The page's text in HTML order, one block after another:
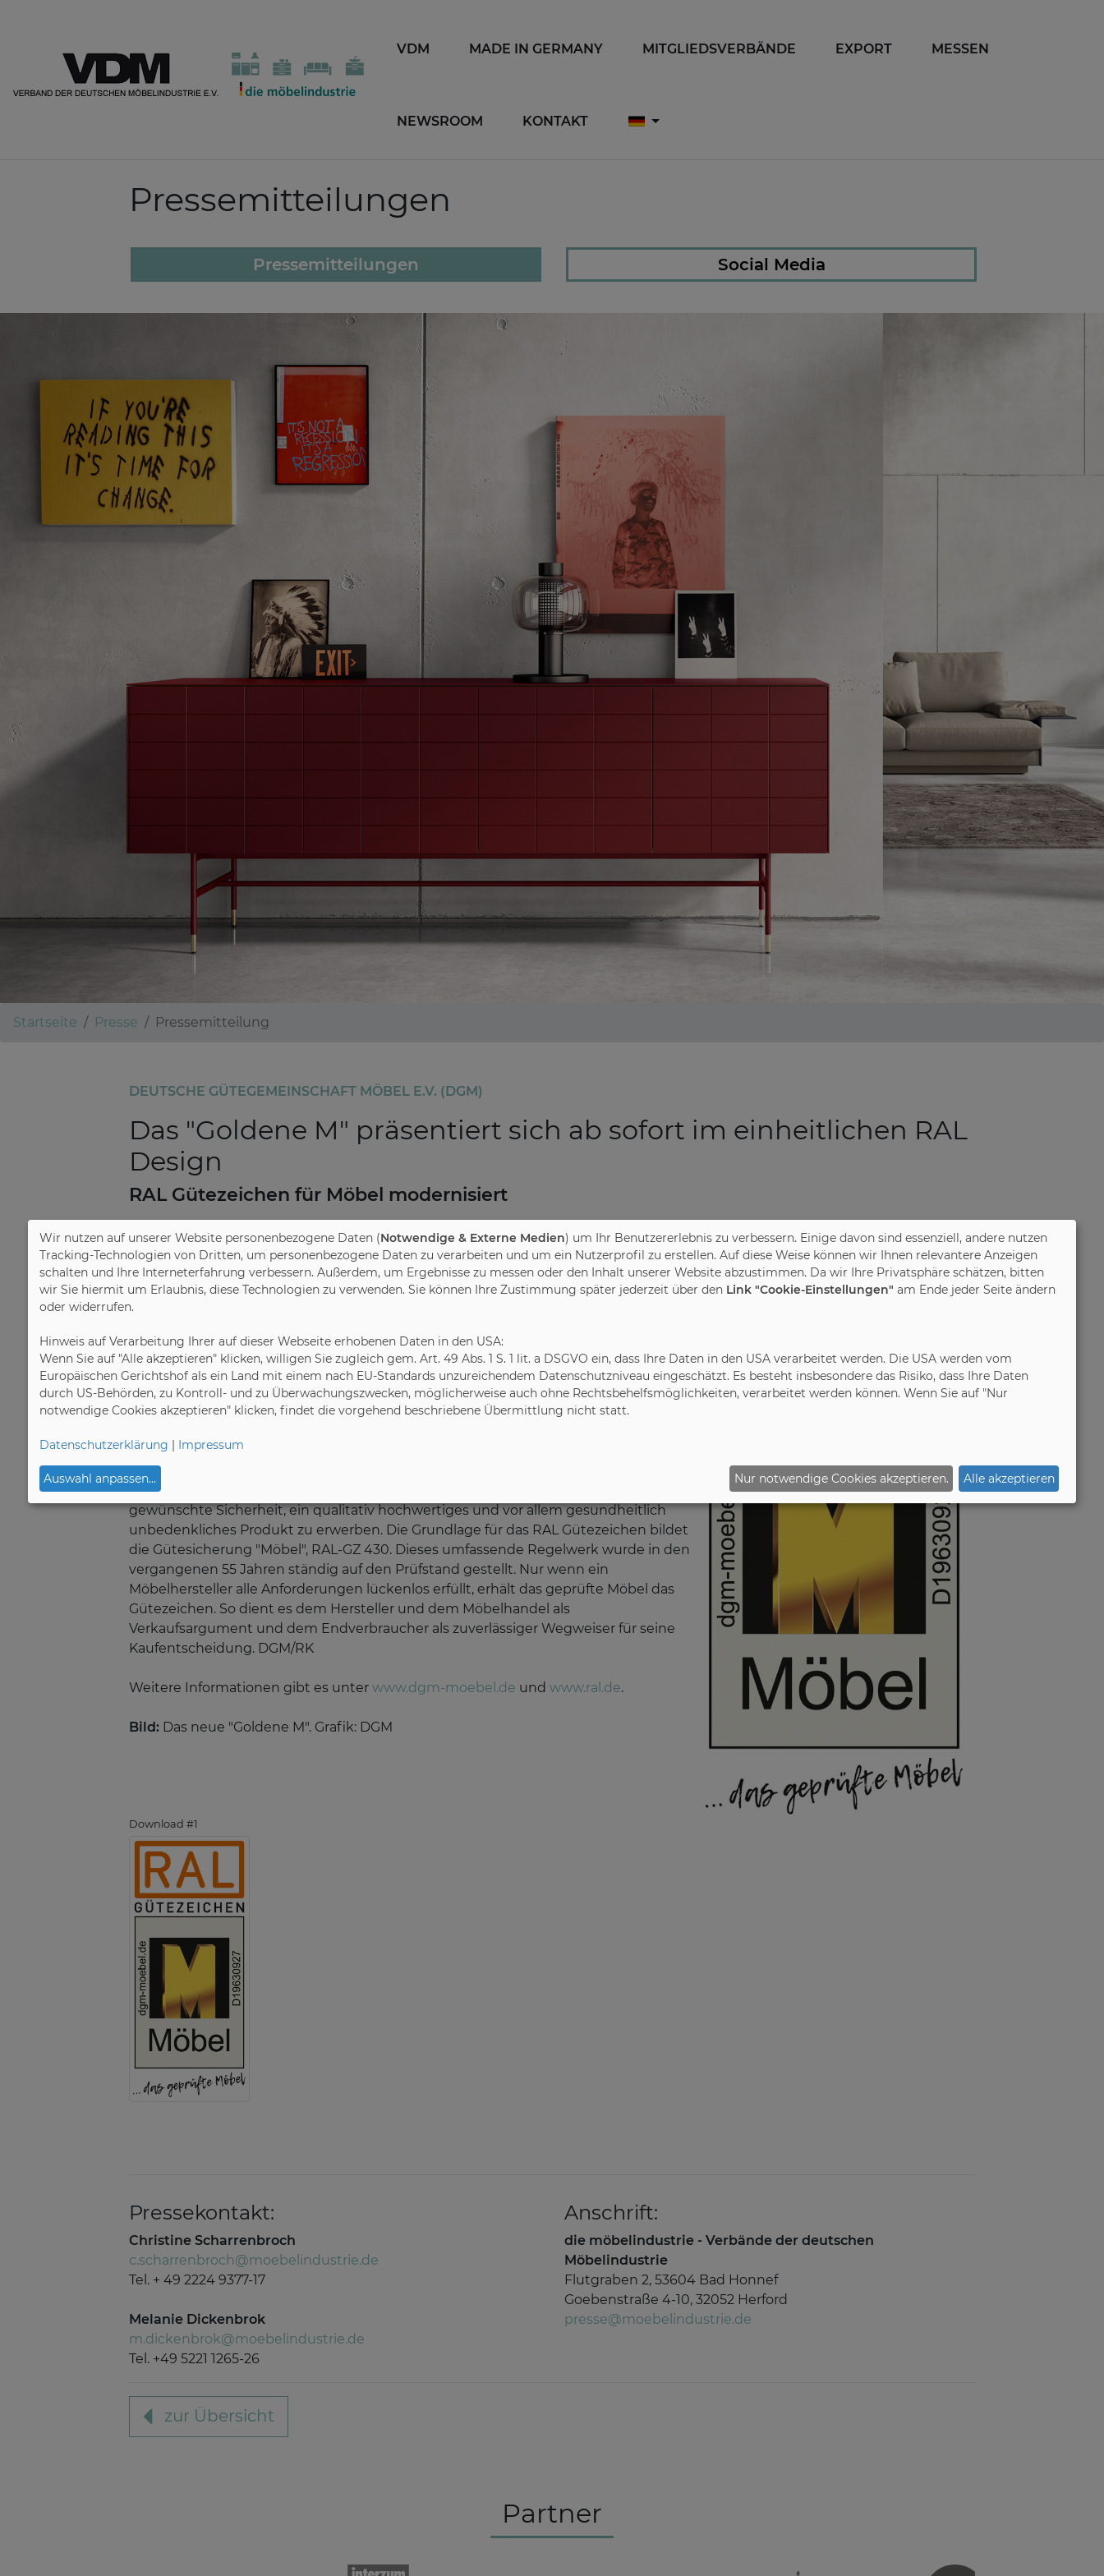
VDM MADE IN GERMANY MITGLIEDSVERBÄNDE EXPORT MESSEN
NEWSROOM KONTAKT
Pressemitteilungen
Pressemitteilungen Social Media
Startseite Presse Pressemitteilung
DEUTSCHE GÜTEGEMEINSCHAFT MÖBEL E.V. (DGM)
Das "Goldene M" präsentiert sich ab sofort im einheitlichen RAL
Design
RAL Gütezeichen für Möbel modernisiert
07.11.2019
Fürth. Das RAL Gütezeichen Möbel steht als Nachweis für hochwertige und neutral
geprüfte Möbel. Die Gütesicherung umfasst Schrankmöbel, Küchen und
Badezimmermöbel, Tische, Stühle, Eckbänke, Polstermöbel, (Wasser-)Betten und
Matratzen, aber auch Büro- und Objektmöbel, Schulmöbel sowie Außenmöbel.
Vergeben wird das Gütezeichen seit 1964 von der Deutschen Gütegemeinschaft
Möbel (DGM), die in Kooperation mit dem RAL Institut nun die äußere Erscheinung
des „Goldenen M“ angepasst hat. "Durch die Vereinheitlichung aller RAL
Gütezeichen wird ihr Wiedererkennungswert beim Verbraucher weiter steigen
und davon wird auch die Wahrnehmung unseres Gütezeichens profitieren", so
Selbst durch Probesitzen, Fühlen und Riechen kann der Endverbraucher die Qualität
eines Möbelstücks nicht abschließend beurteilen. Das „Goldene M“ gibt ihm die
gewünschte Sicherheit, ein qualitativ hochwertiges und vor allem gesundheitlich
unbedenkliches Produkt zu erwerben. Die Grundlage für das RAL Gütezeichen bildet
die Gütesicherung "Möbel", RAL-GZ 430. Dieses umfassende Regelwerk wurde in den
vergangenen 55 Jahren ständig auf den Prüfstand gestellt. Nur wenn ein
Möbelhersteller alle Anforderungen lückenlos erfüllt, erhält das geprüfte Möbel das
Gütezeichen. So dient es dem Hersteller und dem Möbelhandel als
Verkaufsargument und dem Endverbraucher als zuverlässiger Wegweiser für seine
Kaufentscheidung. DGM/RK
Weitere Informationen gibt es unter www.dgm-moebel.de und www.ral.de.
Bild: Das neue "Goldene M". Grafik: DGM
Download #1
Pressekontakt:
Christine Scharrenbroch
c.scharrenbroch@moebelindustrie.de
Tel. + 49 2224 9377-17
Melanie Dickenbrok
m.dickenbrok@moebelindustrie.de
Tel. +49 5221 1265-26
Anschrift:
die möbelindustrie - Verbände der deutschen
Möbelindustrie
Flutgraben 2, 53604 Bad Honnef
Goebenstraße 4-10, 32052 Herford
presse@moebelindustrie.de
zur Übersicht
Partner
Wir nutzen auf unserer Website personenbezogene Daten (Notwendige & Externe Medien) um Ihr Benutzererlebnis zu verbessern. Einige davon sind essenziell, andere nutzen
Tracking-Technologien von Dritten, um personenbezogene Daten zu verarbeiten und um ein Nutzerprofil zu erstellen. Auf diese Weise können wir Ihnen relevantere Anzeigen
schalten und Ihre Interneterfahrung verbessern. Außerdem, um Ergebnisse zu messen oder den Inhalt unserer Website abzustimmen. Da wir Ihre Privatsphäre schätzen, bitten
wir Sie hiermit um Erlaubnis, diese Technologien zu verwenden. Sie können Ihre Zustimmung später jederzeit über den Link "Cookie-Einstellungen" am Ende jeder Seite ändern
oder widerrufen.
Hinweis auf Verarbeitung Ihrer auf dieser Webseite erhobenen Daten in den USA:
Wenn Sie auf "Alle akzeptieren" klicken, willigen Sie zugleich gem. Art. 49 Abs. 1 S. 1 lit. a DSGVO ein, dass Ihre Daten in den USA verarbeitet werden. Die USA werden vom
Europäischen Gerichtshof als ein Land mit einem nach EU-Standards unzureichendem Datenschutzniveau eingeschätzt. Es besteht insbesondere das Risiko, dass Ihre Daten
durch US-Behörden, zu Kontroll- und zu Überwachungszwecken, möglicherweise auch ohne Rechtsbehelfsmöglichkeiten, verarbeitet werden können. Wenn Sie auf "Nur
notwendige Cookies akzeptieren" klicken, findet die vorgehend beschriebene Übermittlung nicht statt.
Datenschutzerklärung | Impressum
Auswahl anpassen... Nur notwendige Cookies akzeptieren. Alle akzeptieren